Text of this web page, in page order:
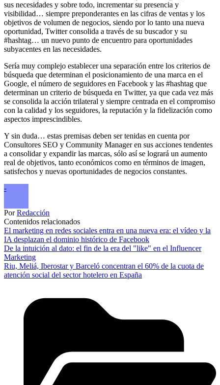
sus necesidades y sobre todo, incrementar su presencia y
visibilidad… siempre preponderantes en las cifras de ventas y los
objetivos de volumen de negocios, siendo por lo tanto una nueva
oportunidad, Twitter consolida a través de su buscador y su
#hashtag… un nuevo punto de encuentro para oportunidades
subyacentes en las necesidades.
Sería muy complejo establecer una separación entre los criterios de
búsqueda que determinan el posicionamiento de una marca en el
Google, el número de seguidores en Facebook y las #hashtag que
determinan un criterio de búsqueda en Twitter, ya que cada vez más
se consolida la acción trilateral y siempre centrada en el compromiso
con la calidad y los seguidores, la reputación y la fidelización como
aspectos imprescindibles.
Y sin duda… estas premisas deben ser tenidas en cuenta por
Consultores SEO y Community Manager en sus acciones tendentes
a consolidar y expandir las marcas, sólo así se logrará un aumento
real de objetivos, tanto económicos como en términos de imagen,
satisfechos y nuevas oportunidades de negocios constantes.
-
PorRedacción
Contenidos relacionados
El marketing en redes sociales entra en una nueva era: el vídeo y la
IA desplazan el dominio histórico de Facebook
De la intuición al dato: el fin de la era del "like" en el Influencer
Marketing
Riu, Meliá, Iberostar y Barceló concentran el 60% de la cuota de
atención social del sector hotelero en España